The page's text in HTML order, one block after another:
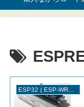
ESP32 ( ESP-WROOM-32 )